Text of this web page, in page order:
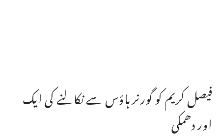
فیصل کریم کو گورنر ہاؤس سے نکالنے کی ایک
اور دھمکی